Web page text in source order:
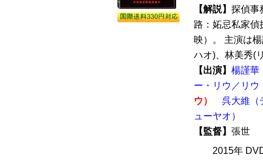
【解説】 探偵事
路：妬忌私家
映）。 主演は
ハオ)、林美秀(
【出演】 楊謹華
ー・リウ／リウ
ウ）
呉大維（
ューヤオ）
【監督】 張世
2015年